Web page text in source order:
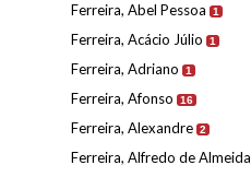
Ferreira, Abel Pessoa 1
Ferreira, Acácio Júlio 1
Ferreira, Adriano 1
Ferreira, Afonso 16
Ferreira, Alexandre 2
Ferreira, Alfredo de Almeida